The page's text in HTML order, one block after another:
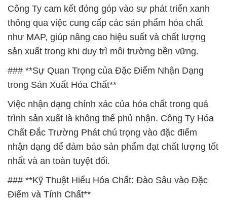
Công Ty cam kết đóng góp vào sự phát triển xanh
thông qua việc cung cấp các sản phẩm hóa chất
như MAP, giúp nâng cao hiệu suất và chất lượng
sản xuất trong khi duy trì môi trường bền vững.
### **Sự Quan Trọng của Đặc Điểm Nhận Dạng
trong Sản Xuất Hóa Chất**
Việc nhận dạng chính xác của hóa chất trong quá
trình sản xuất là không thể phủ nhận. Công Ty Hóa
Chất Đắc Trường Phát chú trọng vào đặc điểm
nhận dạng để đảm bảo sản phẩm đạt chất lượng tốt
nhất và an toàn tuyệt đối.
### **Kỹ Thuật Hiểu Hóa Chất: Đào Sâu vào Đặc
Điểm và Tính Chất**